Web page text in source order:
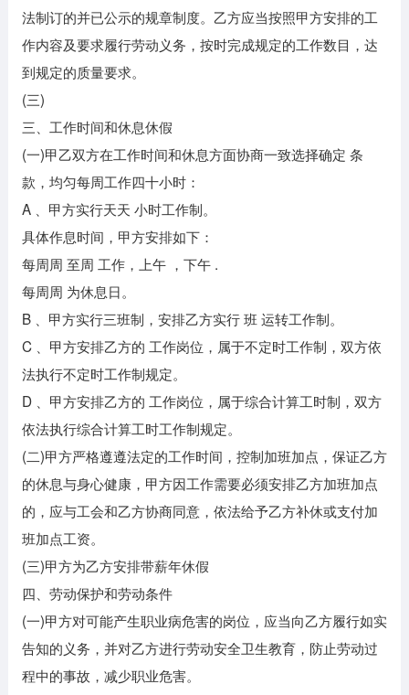
法制订的并已公示的规章制度。乙方应当按照甲方安排的工
作内容及要求履行劳动义务，按时完成规定的工作数目，达
到规定的质量要求。
(三)
三、工作时间和休息休假
(一)甲乙双方在工作时间和休息方面协商一致选择确定 条
款，均匀每周工作四十小时：
A 、甲方实行天天 小时工作制。
具体作息时间，甲方安排如下：
每周周 至周 工作，上午 ，下午 .
每周周 为休息日。
B 、甲方实行三班制，安排乙方实行 班 运转工作制。
C 、甲方安排乙方的 工作岗位，属于不定时工作制，双方依
法执行不定时工作制规定。
D 、甲方安排乙方的 工作岗位，属于综合计算工时制，双方
依法执行综合计算工时工作制规定。
(二)甲方严格遵遵法定的工作时间，控制加班加点，保证乙方
的休息与身心健康，甲方因工作需要必须安排乙方加班加点
的，应与工会和乙方协商同意，依法给予乙方补休或支付加
班加点工资。
(三)甲方为乙方安排带薪年休假
四、劳动保护和劳动条件
(一)甲方对可能产生职业病危害的岗位，应当向乙方履行如实
告知的义务，并对乙方进行劳动安全卫生教育，防止劳动过
程中的事故，减少职业危害。